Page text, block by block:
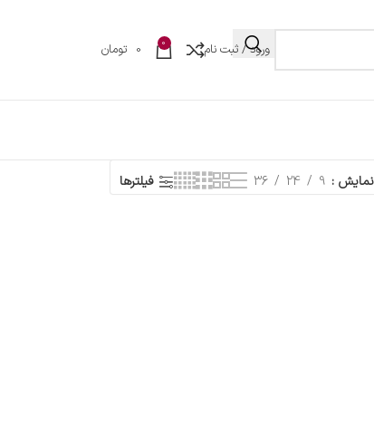
ورود / ثبت نام 0
0 تومان
نمایش 9
24
36 فیلترها